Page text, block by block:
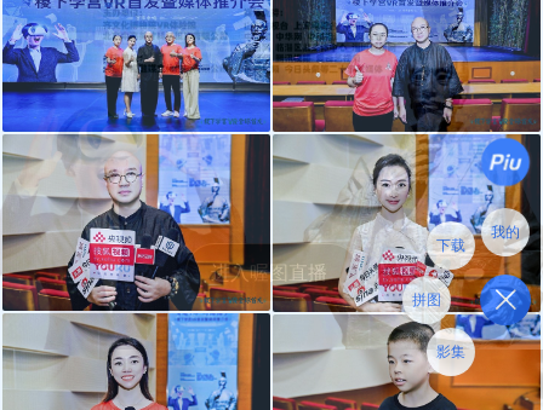
我的
下载
拼图
影集